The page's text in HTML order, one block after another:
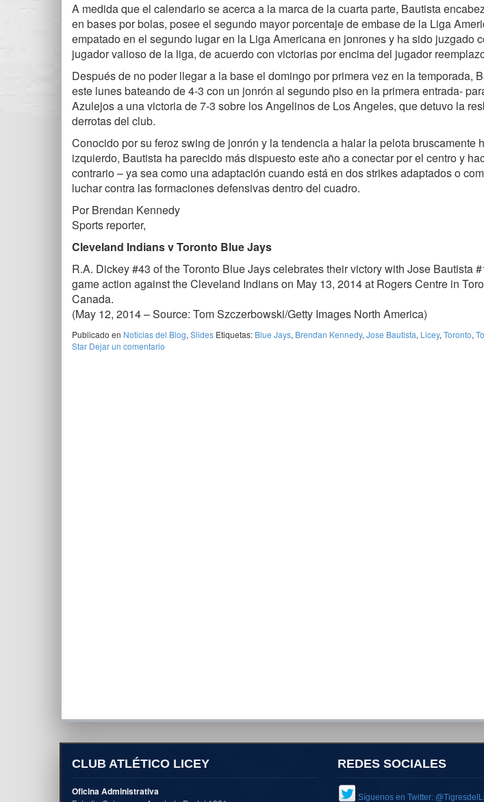
A medida que el calendario se acerca a la marca de la cuarta parte, Bautista
en bases por bolas, posee el segundo mayor porcentaje de embase de la Liga
empatado en el segundo lugar en la Liga Americana en jonrones y ha sido juzgado
jugador valioso de la liga, de acuerdo con victorias por encima del jugador
Después de no poder llegar a la base el domingo por primera vez en la temporada,
este lunes bateando de 4-3 con un jonrón al segundo piso en la primera entrada-
Azulejos a una victoria de 7-3 sobre los Angelinos de Los Angeles, que detuvo la
derrotas del club.
Conocido por su feroz swing de jonrón y la tendencia a halar la pelota bruscamente
izquierdo, Bautista ha parecido más dispuesto este año a conectar por el centro y
contrario – ya sea como una adaptación cuando está en dos strikes adaptados o
luchar contra las formaciones defensivas dentro del cuadro.
Por Brendan Kennedy
Sports reporter,
Cleveland Indians v Toronto Blue Jays
R.A. Dickey #43 of the Toronto Blue Jays celebrates their victory with Jose Bautista
game action against the Cleveland Indians on May 13, 2014 at Rogers Centre in
Canada.
(May 12, 2014 – Source: Tom Szczerbowski/Getty Images North America)
Publicado en Noticias del Blog, Slides Etiquetas: Blue Jays, Brendan Kennedy, Jose Bautista, Licey, Toronto,
Star Dejar un comentario
CLUB ATLÉTICO LICEY
Oficina Administrativa
REDES SOCIALES
Síguenos en Twitter: